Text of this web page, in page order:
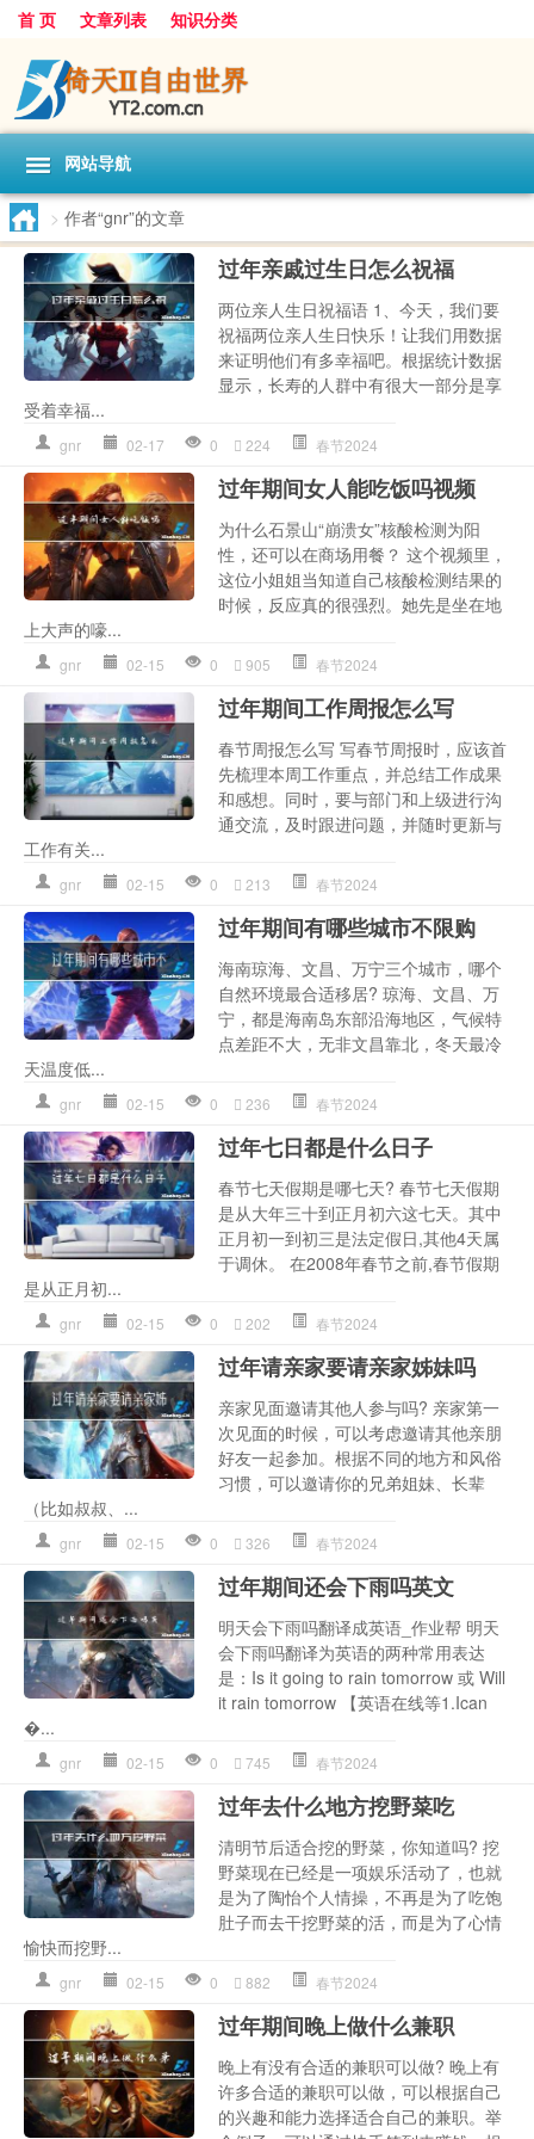
首 页 文章列表 知识分类
网站导航
> 作者“gnr”的文章
过年亲戚过生日怎么祝福
两位亲人生日祝福语 1、今天，我们要
祝福两位亲人生日快乐！让我们用数据
来证明他们有多幸福吧。根据统计数据
显示，长寿的人群中有很大一部分是享
受着幸福...
gnr 02-17 0 224 春节2024
过年期间女人能吃饭吗视频
为什么石景山“崩溃女”核酸检测为阳
性，还可以在商场用餐？ 这个视频里，
这位小姐姐当知道自己核酸检测结果的
时候，反应真的很强烈。她先是坐在地
上大声的嚎...
gnr 02-15 0 905 春节2024
过年期间工作周报怎么写
春节周报怎么写 写春节周报时，应该首
先梳理本周工作重点，并总结工作成果
和感想。同时，要与部门和上级进行沟
通交流，及时跟进问题，并随时更新与
工作有关...
gnr 02-15 0 213 春节2024
过年期间有哪些城市不限购
海南琼海、文昌、万宁三个城市，哪个
自然环境最合适移居? 琼海、文昌、万
宁，都是海南岛东部沿海地区，气候特
点差距不大，无非文昌靠北，冬天最冷
天温度低...
gnr 02-15 0 236 春节2024
过年七日都是什么日子
春节七天假期是哪七天? 春节七天假期
是从大年三十到正月初六这七天。其中
正月初一到初三是法定假日,其他4天属
于调休。 在2008年春节之前,春节假期
是从正月初...
gnr 02-15 0 202 春节2024
过年请亲家要请亲家姊妹吗
亲家见面邀请其他人参与吗? 亲家第一
次见面的时候，可以考虑邀请其他亲朋
好友一起参加。根据不同的地方和风俗
习惯，可以邀请你的兄弟姐妹、长辈
（比如叔叔、...
gnr 02-15 0 326 春节2024
过年期间还会下雨吗英文
明天会下雨吗翻译成英语_作业帮 明天
会下雨吗翻译为英语的两种常用表达
是：Is it going to rain tomorrow 或 Will
it rain tomorrow 【英语在线等1.Ican
�...
gnr 02-15 0 745 春节2024
过年去什么地方挖野菜吃
清明节后适合挖的野菜，你知道吗? 挖
野菜现在已经是一项娱乐活动了，也就
是为了陶怡个人情操，不再是为了吃饱
肚子而去干挖野菜的活，而是为了心情
愉快而挖野...
gnr 02-15 0 882 春节2024
过年期间晚上做什么兼职
晚上有没有合适的兼职可以做? 晚上有
许多合适的兼职可以做，可以根据自己
的兴趣和能力选择适合自己的兼职。举